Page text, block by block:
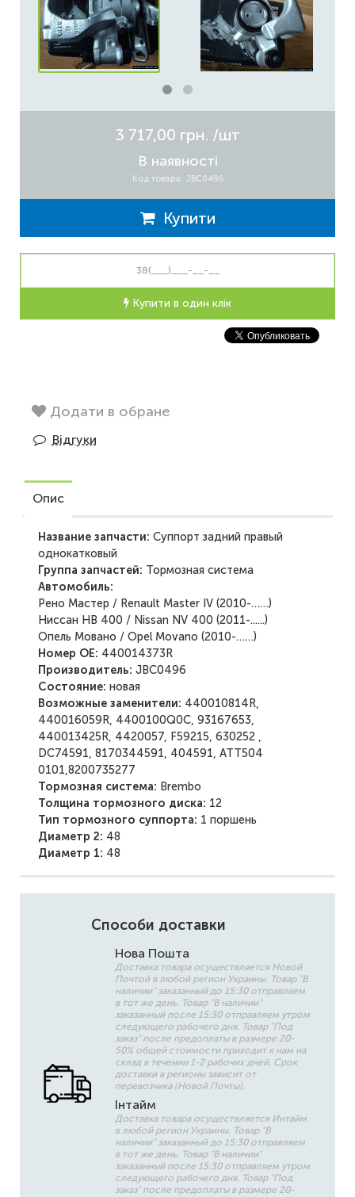
3 717,00 грн. /шт
В наявності
Код товара: JBC0496
Купити
Купити в один клік
Додати в обране
Відгуки
Опис
Название запчасти: Суппорт задний правый
однокатковый
Группа запчастей: Тормозная система
Автомобиль:
Рено Мастер / Renault Master IV (2010-……)
Ниссан НВ 400 / Nissan NV 400 (2011-......)
Опель Мовано / Opel Movano (2010-……)
Номер ОЕ: 440014373R
Производитель: JBC0496
Состояние: новая
Возможные заменители: 440010814R,
440016059R, 4400100Q0C, 93167653,
440013425R, 4420057, F59215, 630252 ,
DC74591, 8170344591, 404591, ATT504
0101,8200735277
Тормозная система: Brembo
Толщина тормозного диска: 12
Тип тормозного суппорта: 1 поршень
Диаметр 2: 48
Диаметр 1: 48
Способи доставки
Нова Пошта
Доставка товара осуществляется Новой
Почтой в любой регион Украины. Товар "В
наличии" заказанный до 15:30 отправляем
в тот же день. Товар "В наличии"
заказанный после 15:30 отправляем утром
следующего рабочего дня. Товар "Под
заказ" после предоплаты в размере 20-
50% общей стоимости приходит к нам на
склад в течении 1-2 рабочих дней. Срок
доставки в регионы зависит от
перевозчика (Новой Почты).
Інтайм
Доставка товара осуществляется Интайм
в любой регион Украины. Товар "В
наличии" заказанный до 15:30 отправляем
в тот же день. Товар "В наличии"
заказанный после 15:30 отправляем утром
следующего рабочего дня. Товар "Под
заказ" после предоплаты в размере 20-